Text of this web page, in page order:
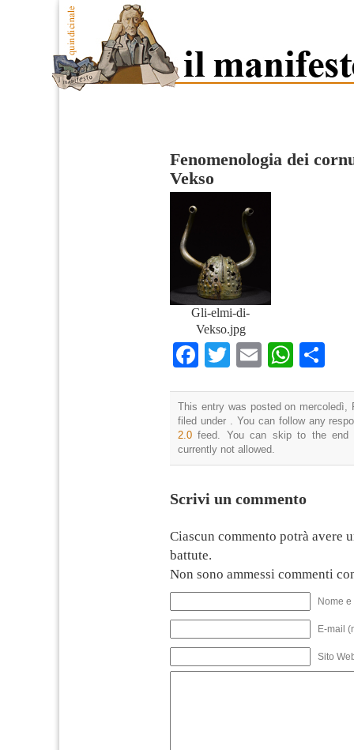
Fenomenologia dei
Vekso
Gli-elmi-di-
Vekso.jpg
Facebook
TwitterEmail
This entry was posted on mercoledì,
filed under . You can follow any
2.0 feed. You can skip to the end
currently not allowed.
Scrivi un commento
Ciascun commento potrà avere
battute.
Non sono ammessi commenti
Nome
E-mail
Sito